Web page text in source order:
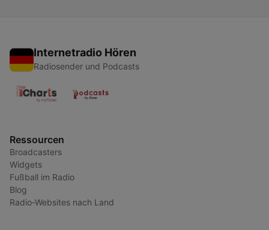
Internetradio Hören
Radiosender und Podcasts
Ressourcen
Broadcasters
Widgets
Fußball im Radio
Blog
Radio-Websites nach Land